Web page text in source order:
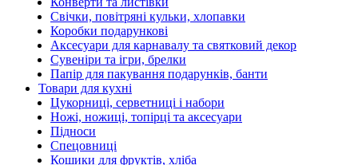
Свічки, повітряні кульки, хлопавки
Коробки подарункові
Аксесуари для карнавалу та святковий декор
Сувеніри та ігри, брелки
Папір для пакування подарунків, банти
Товари для кухні
Цукорниці, серветниці і набори
Ножі, ножиці, топірці та аксесуари
Підноси
Спецовниці
Кошики для фруктів, хліба